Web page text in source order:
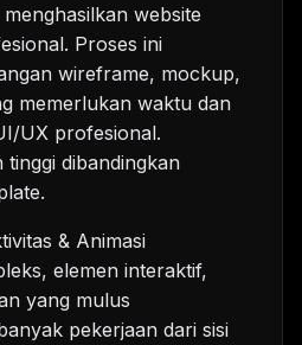
website
Proses ini
wireframe, mockup,
memerlukan waktu dan
UX profesional.
tinggi dibandingkan
& Animasi
elemen interaktif,
yang mulus
pekerjaan dari sisi